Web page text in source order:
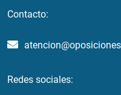
Contacto:
Redes sociales: